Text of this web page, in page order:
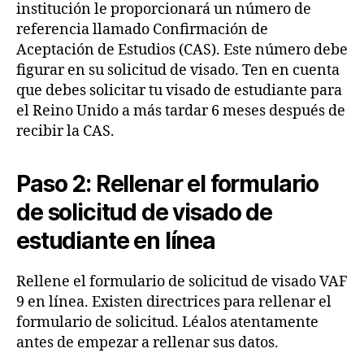
institución le proporcionará un número de
referencia llamado Confirmación de
Aceptación de Estudios (CAS). Este número debe
figurar en su solicitud de visado. Ten en cuenta
que debes solicitar tu visado de estudiante para
el Reino Unido a más tardar 6 meses después de
recibir la CAS.
Paso 2: Rellenar el formulario
de solicitud de visado de
estudiante en línea
Rellene el formulario de solicitud de visado VAF
9 en línea. Existen directrices para rellenar el
formulario de solicitud. Léalos atentamente
antes de empezar a rellenar sus datos.